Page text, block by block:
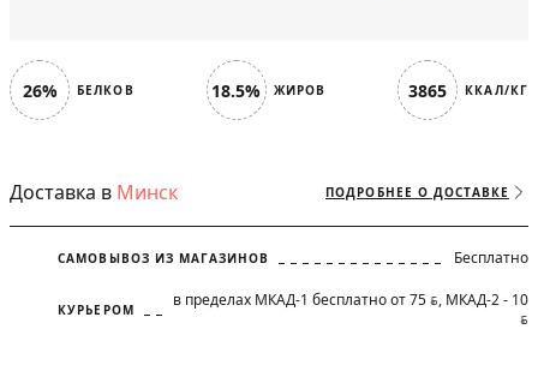
26% БЕЛКОВ 18.5% ЖИРОВ 3865 ККАЛ/КГ
Доставка в Минск ПОДРОБНЕЕ О ДОСТАВКЕ
САМОВЫВОЗ ИЗ МАГАЗИНОВ Бесплатно
КУРЬЕРОМ в пределах МКАД-1 бесплатно от 75 BYN, МКАД-2 - 10
BYN